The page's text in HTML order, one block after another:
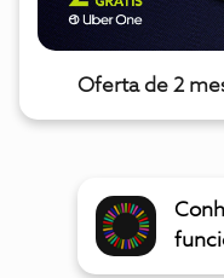
Oferta de 2